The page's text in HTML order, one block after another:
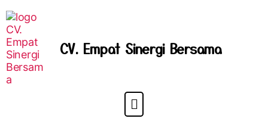
CV. Empat Sinergi Bersama